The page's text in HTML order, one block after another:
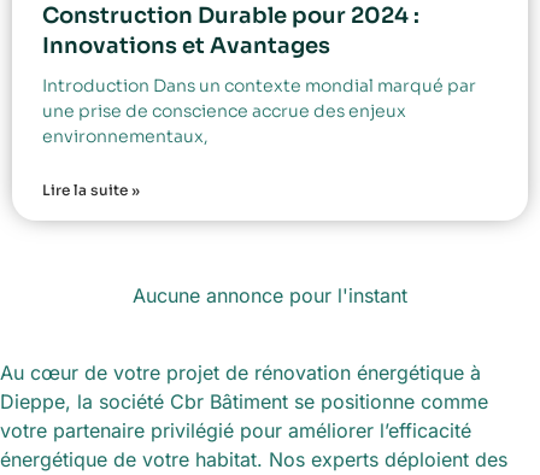
Construction Durable pour 2024 :
Innovations et Avantages
Introduction Dans un contexte mondial marqué par
une prise de conscience accrue des enjeux
environnementaux,
Lire la suite »
Aucune annonce pour l'instant
Au cœur de votre projet de rénovation énergétique à
Dieppe, la société Cbr Bâtiment se positionne comme
votre partenaire privilégié pour améliorer l’efficacité
énergétique de votre habitat. Nos experts déploient des